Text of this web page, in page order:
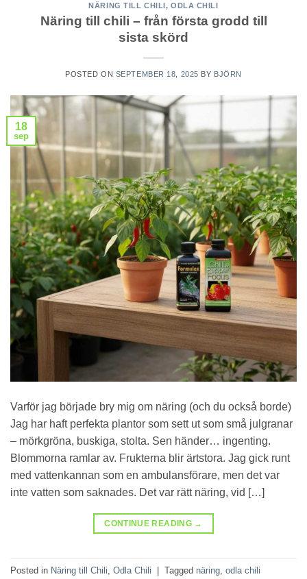
NÄRING TILL CHILI,ODLA CHILI
Näring till chili – från första grodd till
sista skörd
POSTED ON SEPTEMBER 18, 2025 BY BJÖRN
18
sep
Varför jag började bry mig om näring (och du också borde)
Jag har haft perfekta plantor som sett ut som små julgranar
– mörkgröna, buskiga, stolta. Sen händer… ingenting.
Blommorna ramlar av. Frukterna blir ärtstora. Jag gick runt
med vattenkannan som en ambulansförare, men det var
inte vatten som saknades. Det var rätt näring, vid […]
CONTINUE READING →
Posted in Näring till Chili Odla Chili Tagged näring odla chili